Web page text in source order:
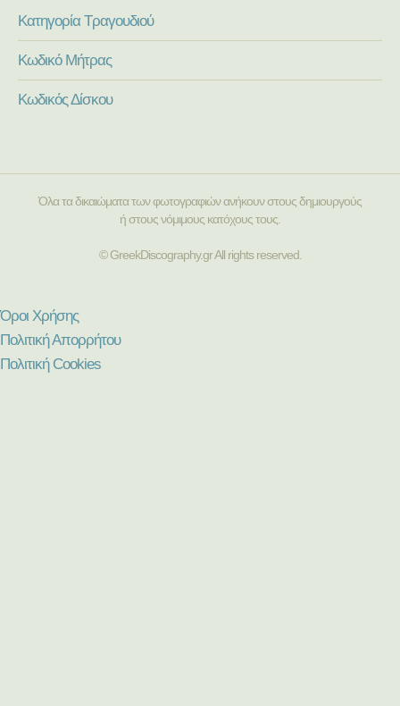
Κατηγορία Τραγουδιού
Κωδικό Μήτρας
Κωδικός Δίσκου
Όλα τα δικαιώματα των φωτογραφιών ανήκουν στους δημιουργούς
ή στους νόμιμους κατόχους τους.
© GreekDiscography.gr All rights reserved.
Όροι Χρήσης
Πολιτική Απορρήτου
Πολιτική Cookies